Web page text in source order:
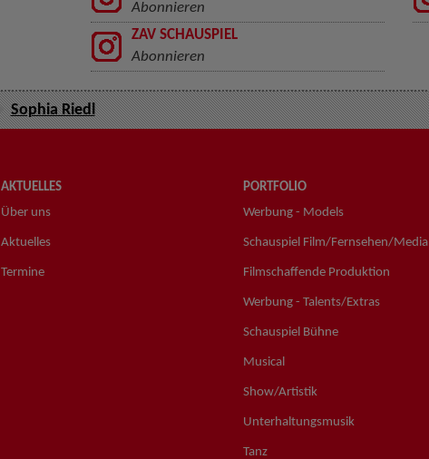
Abonnieren
ZAV SCHAUSPIEL
Abonnieren
Sophia Riedl
AKTUELLES
Über uns
Aktuelles
Termine
PORTFOLIO
Werbung - Models
Schauspiel Film/Fernsehen/Media
Filmschaffende Produktion
Werbung - Talents/Extras
Schauspiel Bühne
Musical
Show/Artistik
Unterhaltungsmusik
Tanz